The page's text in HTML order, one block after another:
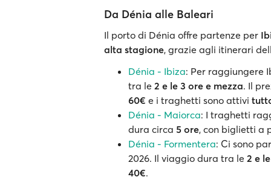
Da Dénia alle Baleari
Il porto di Dénia offre partenze per
alta stagione, grazie agli itinerari
Dénia - Ibiza: Per raggiungere
tra le 2 e le 3 ore e mezza. Il
60€ e i traghetti sono attivi
Dénia - Maiorca: I traghetti
dura circa 5 ore, con biglietti a
Dénia - Formentera: Ci sono
2026. Il viaggio dura tra le 2 e
40€.